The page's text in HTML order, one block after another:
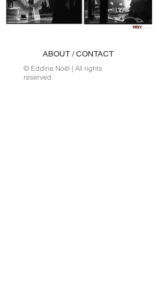
ABOUT / CONTACT
© Eddine Noël | All rights
reserved.